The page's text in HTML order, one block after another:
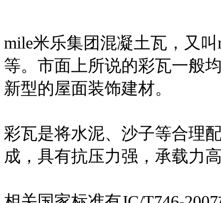
mile米乐集团混凝土瓦，又
等。市面上所说的彩瓦一般
新型的屋面装饰建材。
彩瓦是将水泥、沙子等合理
成，具有抗压力强，承载力